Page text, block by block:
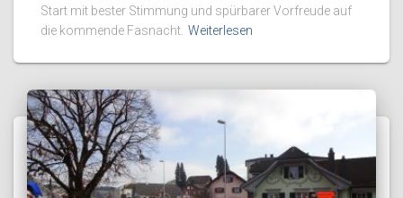
Start mit bester Stimmung und spürbarer Vorfreude auf
die kommende Fasnacht. Weiterlesen